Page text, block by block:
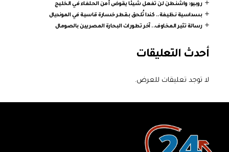
روبيو: واشنطن لن تفعل شيئا يقوض أمن الحلفاء في الخليج
بسداسية نظيفة.. كندا تُلحق بقطر خسارة قاسية في المونديال
رسالة تثير المخاوف.. آخر تطورات البحارة المصريين بالصومال
أحدث التعليقات
لا توجد تعليقات للعرض.